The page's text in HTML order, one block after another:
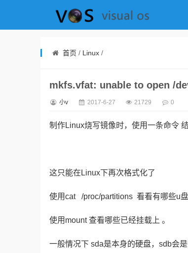
首页 / Linux/
mkfs.vfat: unable to open /
小v 2017-6-27 21729 0
制作Linux烧写镜像时，使用一条命令
这只能在Linux下再次格式化了
使用cat /proc/partitions 看看有哪些u盘
使用mount 查看哪些已经挂载上 。
一般情况下 sda是本身的硬盘，sdb会是